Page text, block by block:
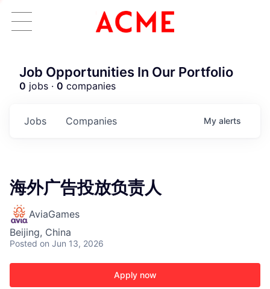
ACME Homepage
Job Opportunities In Our Portfolio
0 jobs · 0 companies
Jobs Companies My alerts
海外广告投放负责人
AviaGames
Beijing, China
Posted on Jun 13, 2026
Apply now